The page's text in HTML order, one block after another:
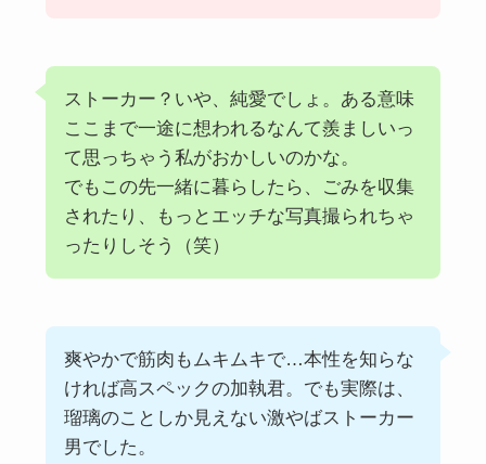
ストーカー？いや、純愛でしょ。ある意味
ここまで一途に想われるなんて羨ましいっ
て思っちゃう私がおかしいのかな。
でもこの先一緒に暮らしたら、ごみを収集
されたり、もっとエッチな写真撮られちゃ
ったりしそう（笑）
爽やかで筋肉もムキムキで…本性を知らな
ければ高スペックの加執君。でも実際は、
瑠璃のことしか見えない激やばストーカー
男でした。